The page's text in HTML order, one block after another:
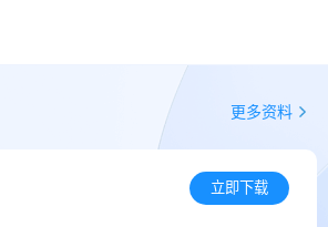
更多资料
立即下载